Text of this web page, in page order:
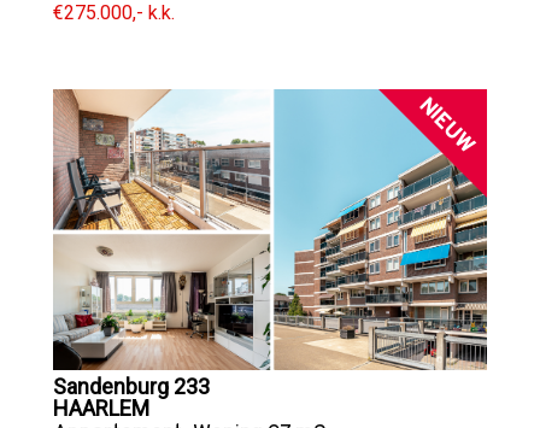
€275.000,- k.k.
NIEUW
Sandenburg 233
HAARLEM